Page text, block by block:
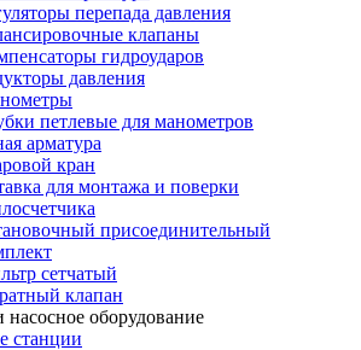
перепада давления
клапаны
гидроударов
давления
петлевые для манометров
арматура
кран
для монтажа и поверки
присоединительный
сетчатый
клапан
оборудование
станции